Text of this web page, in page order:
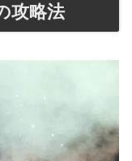
攻略法